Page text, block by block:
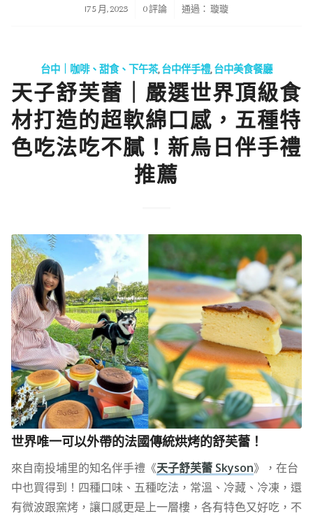
17 5 月, 2023
/ 0 評論 通過： 璇璇
台中｜咖啡、甜食、下午茶,台中伴手禮,台中美食餐廳
天子舒芙蕾｜嚴選世界頂級食
材打造的超軟綿口感，五種特
色吃法吃不膩！新烏日伴手禮
推薦
世界唯一可以外帶的法國傳統烘烤的舒芙蕾！
來自南投埔里的知名伴手禮《天子舒芙蕾 Skyson》，在台
中也買得到！四種口味、五種吃法，常溫、冷藏、冷凍，還
有微波跟窯烤，讓口感更是上一層樓，各有特色又好吃，不